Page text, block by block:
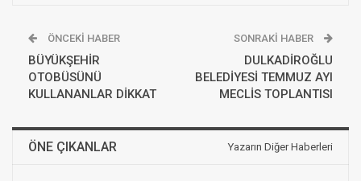
ÖNCEKI HABER
BÜYÜKŞEHİR
OTOBÜSÜNÜ
KULLANANLAR DİKKAT
SONRAKI HABER
DULKADİROĞLU
BELEDİYESİ TEMMUZ AYI
MECLİS TOPLANTISI
ÖNE ÇIKANLAR Yazarın Diğer Haberleri